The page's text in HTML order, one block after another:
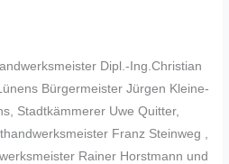
Dipl.-Ing.Christian
Bürgermeister Jürgen Kleine-
Stadtkämmerer Uwe Quitter,
Franz Steinweg ,
Rainer Horstmann und